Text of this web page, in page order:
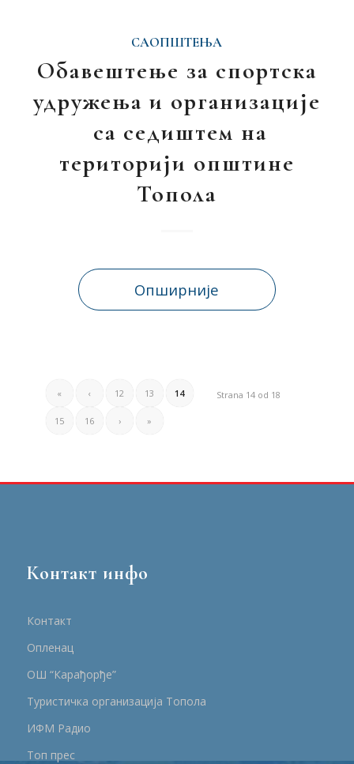
САОПШТЕЊА
Обавештење за спортска
удружења и организације
са седиштем на
територији општине
Toпола
Опширније
Strana 14 od 18
« ‹ 12 13 14
15 16 › »
Контакт инфо
Контакт
Опленац
ОШ “Карађорђе”
Туристичка организација Топола
ИФМ Радио
Топ прес